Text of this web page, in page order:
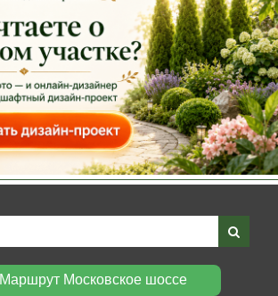
Маршрут Московское шоссе